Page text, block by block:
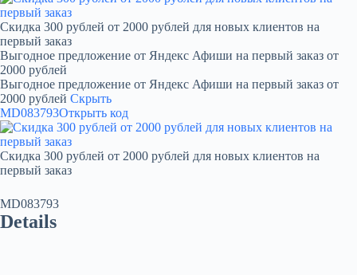
Скидка 300 рублей от 2000 рублей для новых клиентов на
первый заказ
Выгодное предложение от Яндекс Афиши на первый заказ от
2000 рублей
Выгодное предложение от Яндекс Афиши на первый заказ от
2000 рублей Скрыть
MD083793Открыть код
Скидка 300 рублей от 2000 рублей для новых клиентов на
первый заказ
MD083793
Details